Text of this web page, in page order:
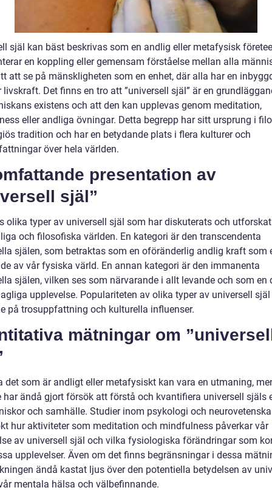
själ kan bäst beskrivas som en andlig eller metafysisk
en koppling eller gemensam förståelse mellan alla
att se på mänskligheten som en enhet, där alla har en
livskraft. Det finns en tro att ”universell själ” är en
existens och att den kan upplevas genom meditation,
eller andliga övningar. Detta begrepp har sitt ursprung i
tradition och har en betydande plats i flera kulturer och
över hela världen.
presentation av
själ”
olika typer av universell själ som har diskuterats och
och filosofiska världen. En kategori är den transcendenta
själen, som betraktas som en oföränderlig andlig kraft som
av vår fysiska värld. En annan kategori är den immanenta
själen, vilken ses som närvarande i allt levande och som en
upplevelse. Populariteten av olika typer av universell
på trosuppfattning och kulturella influenser.
mätningar om
det som är andligt eller metafysiskt kan vara en utmaning,
har ändå gjort försök att förstå och kvantifiera universell själs
och samhälle. Studier inom psykologi och
hur aktiviteter som meditation och mindfulness påverkar vår
av universell själ och vilka fysiologiska förändringar som
upplevelser. Även om det finns begränsningar i dessa
ändå kastat ljus över den potentiella betydelsen av
mentala hälsa och välbefinnande.